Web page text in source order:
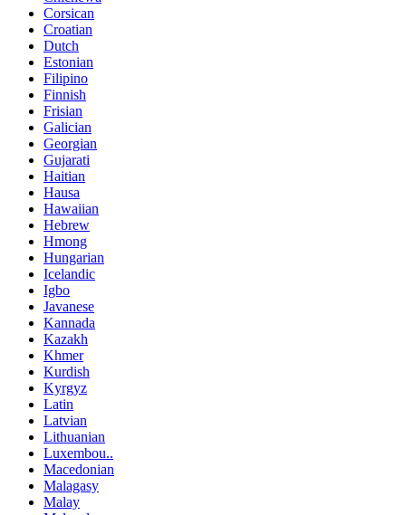
Corsican
Croatian
Dutch
Estonian
Filipino
Finnish
Frisian
Galician
Georgian
Gujarati
Haitian
Hausa
Hawaiian
Hebrew
Hmong
Hungarian
Icelandic
Igbo
Javanese
Kannada
Kazakh
Khmer
Kurdish
Kyrgyz
Latin
Latvian
Lithuanian
Luxembou..
Macedonian
Malagasy
Malay